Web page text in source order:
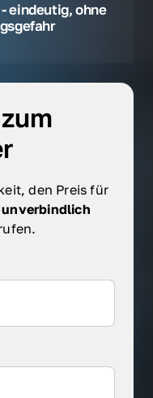
eindeutig, ohne
den Preis für